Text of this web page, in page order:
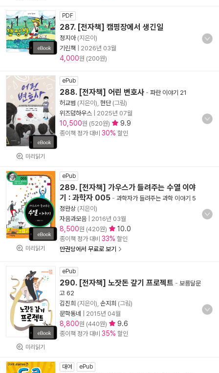
PDF
287. [전자책] 캠핑장에서 생긴일
정지아(지은이)
기린책
2026년 03월
4,000원 (200원)
미리읽기
ePub
288. [전자책] 어린 변호사 - 파란 이야기 21
허교범 (지은이), 현단(그림)
위즈덤하우스
2025년 07월
10,500원 (520원) 9.9
종이책 정가 대비 30% 할인
미리읽기
ePub
289. [전자책] 가우스가 들려주는 수열 이야
기 : 과학자 005 - 과학자가 들려주는 과학 이야기 5
정완상 (지은이)
자음과모음
2016년 03월
8,500원 (420원) 10.0
종이책 정가 대비 33% 할인
만권당에서 무료로 보기
미리읽기
ePub
290. [전자책] 노잣돈 갚기 프로젝트 - 보름달문
고 62
김진희 (지은이), 손지희 (그림)
문학동네
2015년 04월
8,800원 (440원) 9.6
종이책 정가 대비 35% 할인
대여 ePub